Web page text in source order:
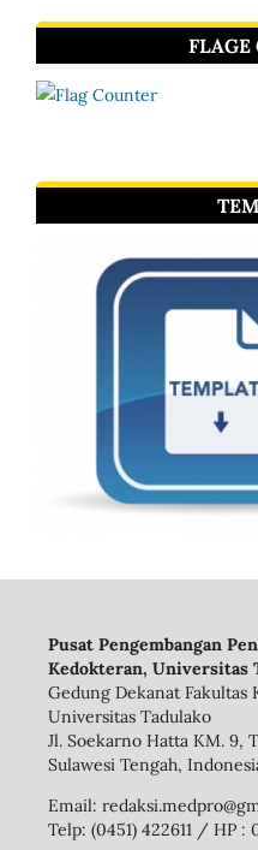
FLAGE
Pusat Pengembangan
Kedokteran, Universitas
Gedung Dekanat Fakultas
Universitas Tadulako
Jl. Soekarno Hatta KM. 9,
Sulawesi Tengah,
Email:
Telp: (0451) 422611 / HP :